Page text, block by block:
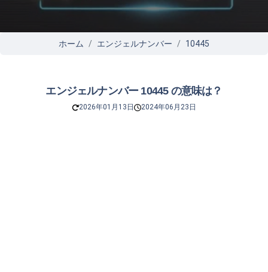
ホーム エンジェルナンバー 10445
エンジェルナンバー 10445 の意味は？
2026年01月13日 2024年06月23日